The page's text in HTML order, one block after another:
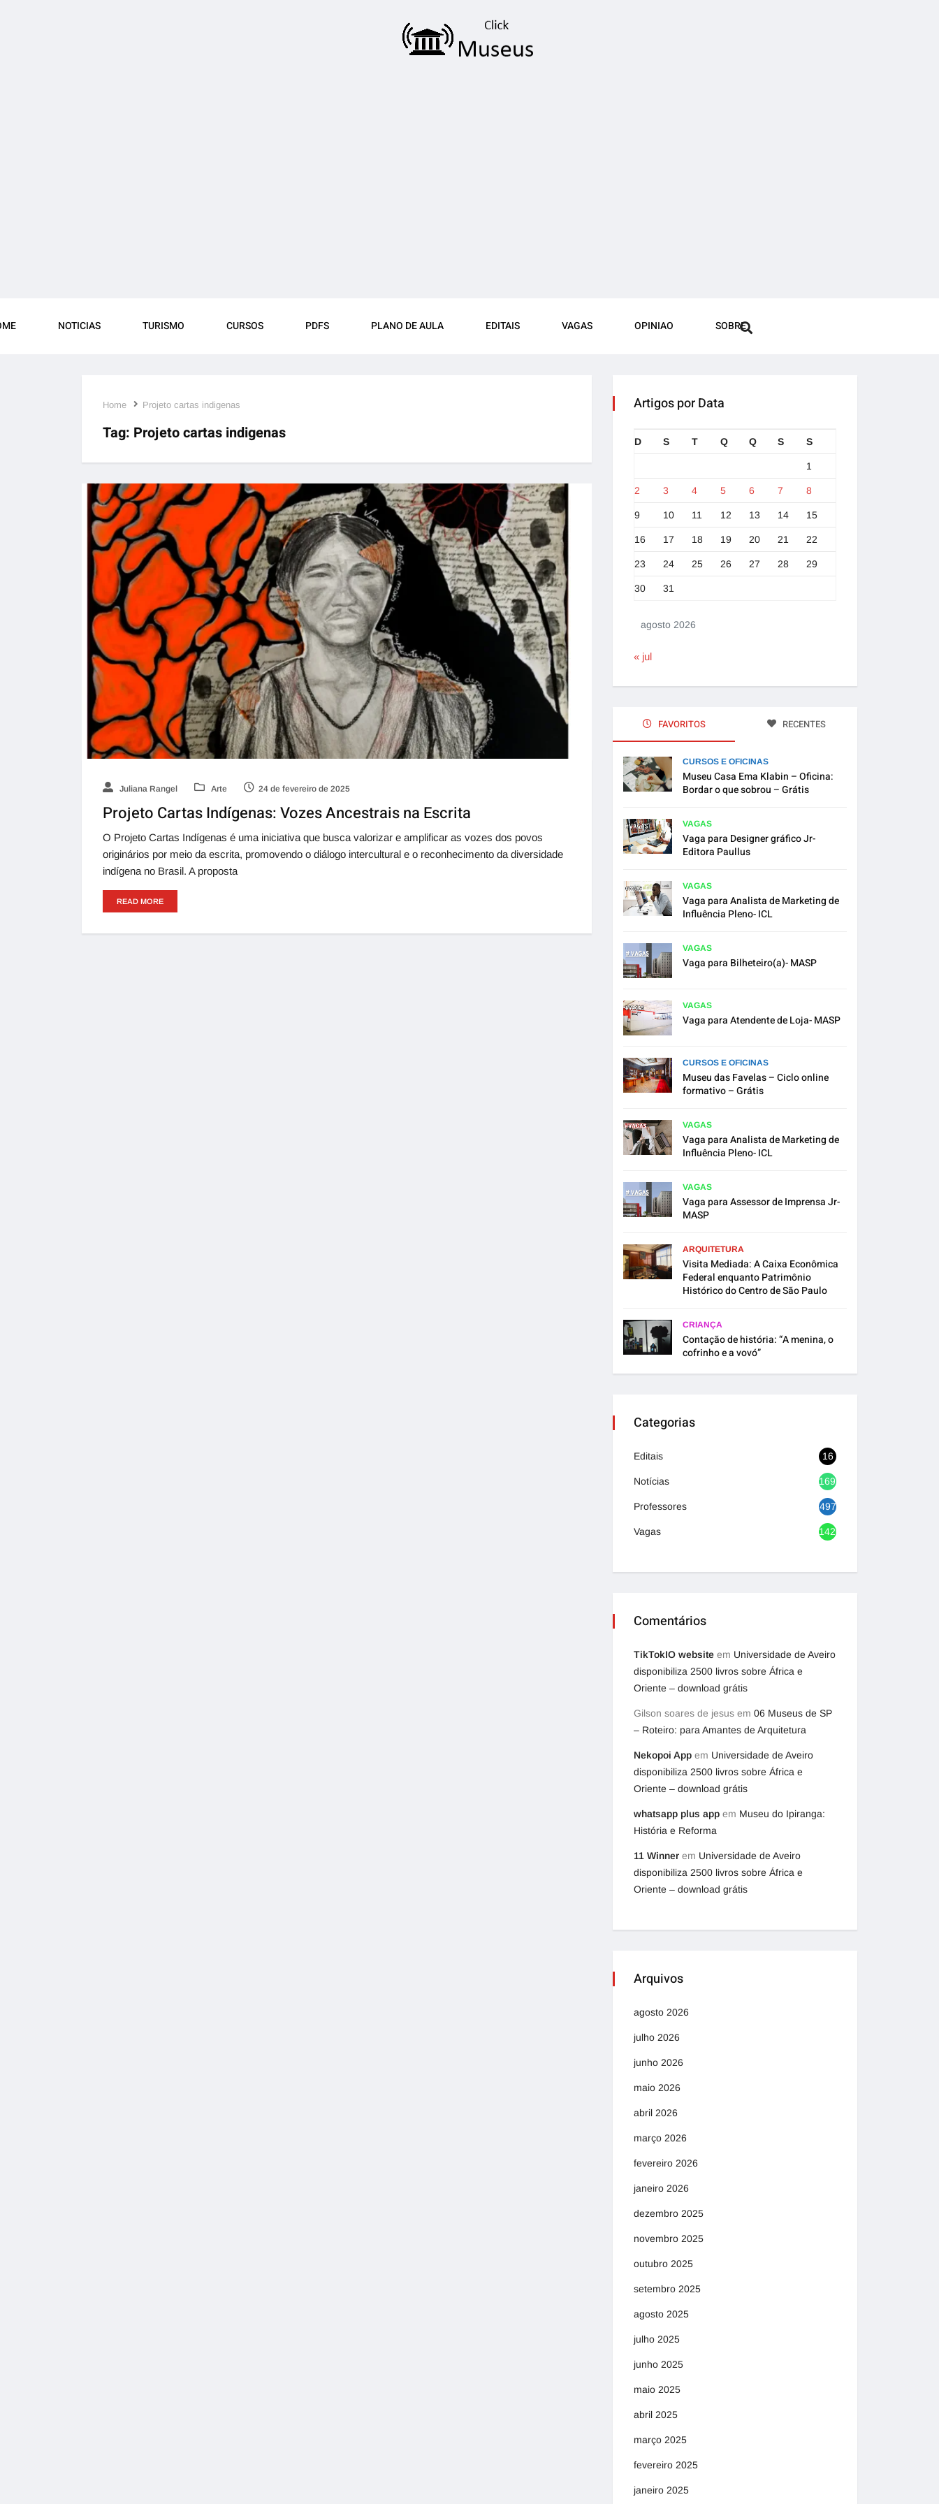
NOTICIAS TURISMO CURSOS PDFS PLANO DE AULA EDITAIS VAGAS OPINIAO SOBRE
Home Projeto cartas indigenas
Tag: Projeto cartas indigenas
Juliana Rangel Arte 24 de fevereiro de 2025
Projeto Cartas Indígenas: Vozes Ancestrais na Escrita
O Projeto Cartas Indígenas é uma iniciativa que busca valorizar e amplificar as vozes dos povos
originários por meio da escrita, promovendo o diálogo intercultural e o reconhecimento da diversidade
indígena no Brasil. A proposta
READ MORE
Artigos por Data
agosto 2026
D S T Q Q S S
1
2 3 4 5 6 7 8
9 10 11 12 13 14 15
16 17 18 19 20 21 22
23 24 25 26 27 28 29
30 31
« jul
FAVORITOS RECENTES
CURSOS E OFICINAS
Museu Casa Ema Klabin – Oficina:
Bordar o que sobrou – Grátis
VAGAS
Vaga para Designer gráfico Jr-
Editora Paullus
VAGAS
Vaga para Analista de Marketing de
Influência Pleno- ICL
VAGAS
Vaga para Bilheteiro(a)- MASP
VAGAS
Vaga para Atendente de Loja- MASP
CURSOS E OFICINAS
Museu das Favelas – Ciclo online
formativo – Grátis
VAGAS
Vaga para Analista de Marketing de
Influência Pleno- ICL
VAGAS
Vaga para Assessor de Imprensa Jr-
MASP
ARQUITETURA
Visita Mediada: A Caixa Econômica
Federal enquanto Patrimônio
Histórico do Centro de São Paulo
CRIANÇA
Contação de história: “A menina, o
cofrinho e a vovó”
Categorias
Editais 16
Notícias 1692
Professores 497
Vagas 1420
Comentários
TikTokIO website em Universidade de Aveiro
disponibiliza 2500 livros sobre África e
Oriente – download grátis
Gilson soares de jesus em 06 Museus de SP
– Roteiro: para Amantes de Arquitetura
Nekopoi App em Universidade de Aveiro
disponibiliza 2500 livros sobre África e
Oriente – download grátis
whatsapp plus app em Museu do Ipiranga:
História e Reforma
11 Winner em Universidade de Aveiro
disponibiliza 2500 livros sobre África e
Oriente – download grátis
Arquivos
agosto 2026
julho 2026
junho 2026
maio 2026
abril 2026
março 2026
fevereiro 2026
janeiro 2026
dezembro 2025
novembro 2025
outubro 2025
setembro 2025
agosto 2025
julho 2025
junho 2025
maio 2025
abril 2025
março 2025
fevereiro 2025
janeiro 2025